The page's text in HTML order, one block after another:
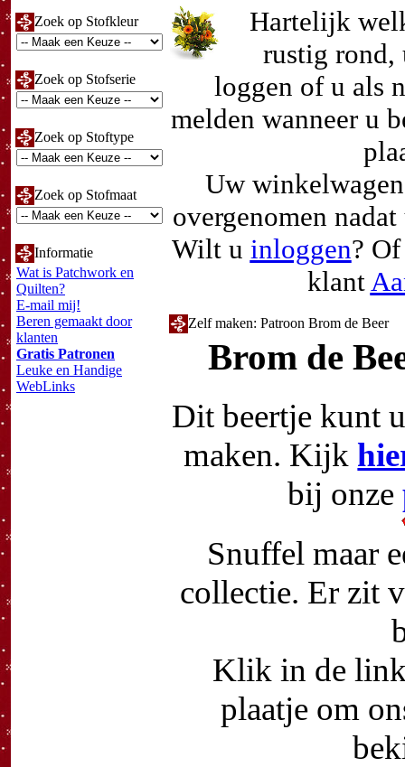
Zoek op Stofkleur
Zoek op Stofserie
Zoek op Stoftype
Zoek op Stofmaat
Informatie
Wat is Patchwork en
Quilten?
E-mail mij!
Beren gemaakt door
klanten
Gratis Patronen
Leuke en Handige
WebLinks
Hartelijk
rustig rond,
loggen of u als
melden wanneer u
Uw
overgenomen
Wilt u inloggen?
klant
Zelf maken: Patroon Brom de Beer
Brom de
Dit beertje kunt
maken. Kijk
bij onze
Snuffel maar
collectie. Er zit
Klik in de
plaatje om